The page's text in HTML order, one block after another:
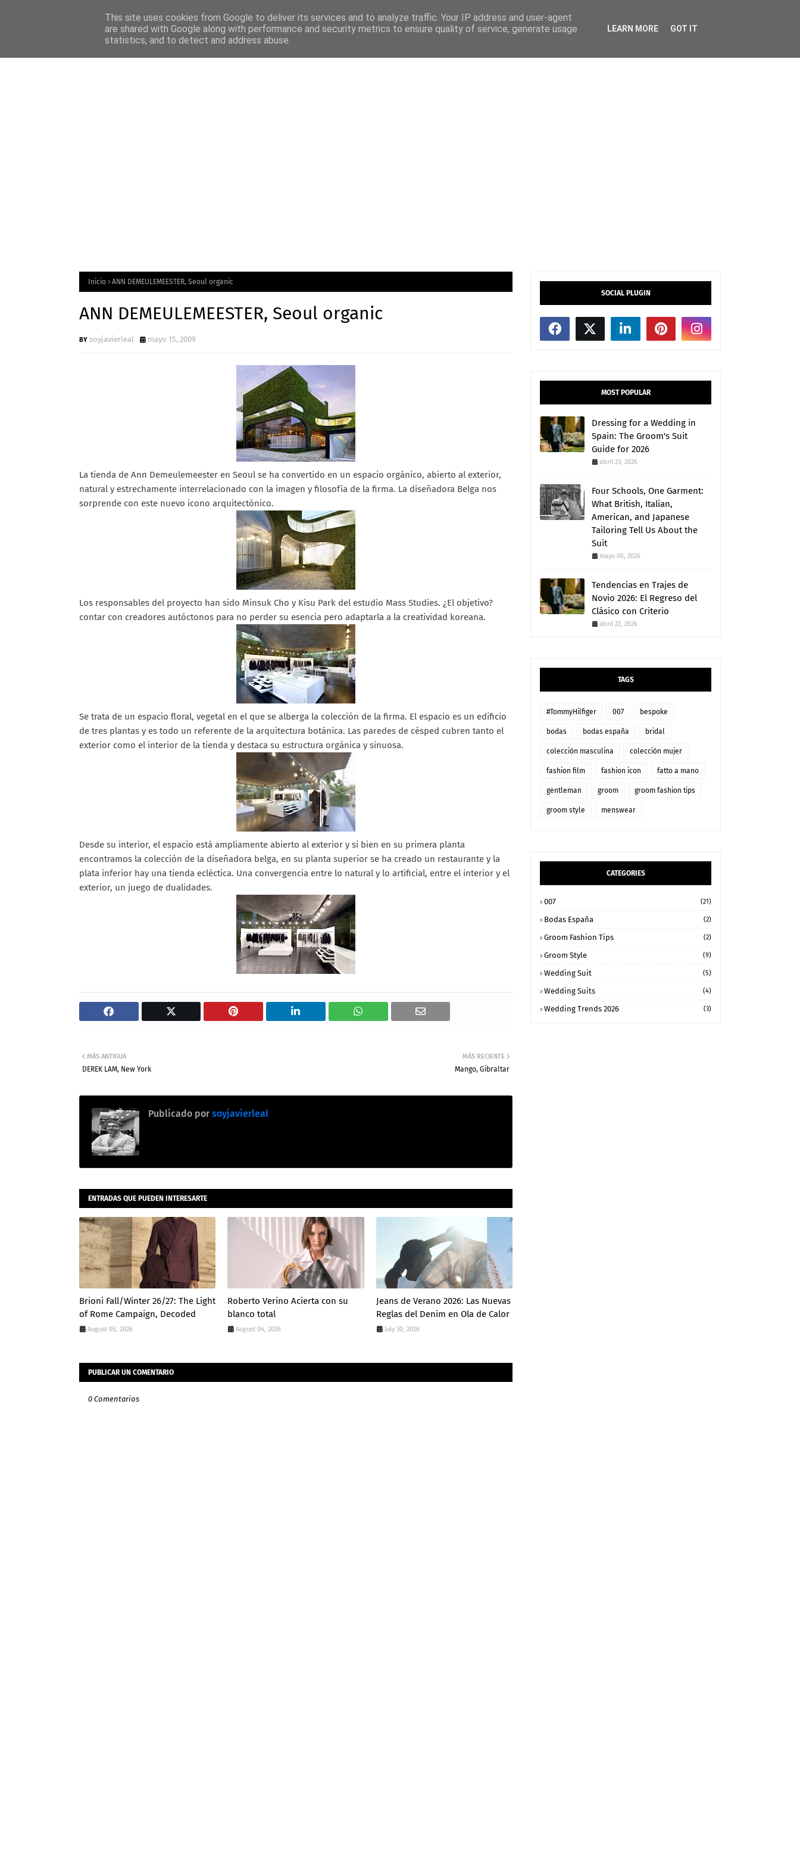
Home Features Menciones Mega Menu
Inicio ANN DEMEULEMEESTER, Seoul organic
ANN DEMEULEMEESTER, Seoul organic
soyjavierleal mayo 15, 2009
La tienda de Ann Demeulemeester en Seoul se ha convertido en un espacio orgánico, abierto al exterior,
natural y estrechamente interrelacionado con la imagen y filosofía de la firma. La diseñadora Belga nos
sorprende con este nuevo icono arquitectónico.
Los responsables del proyecto han sido Minsuk Cho y Kisu Park del estudio Mass Studies. ¿El objetivo?
contar con creadores autóctonos para no perder su esencia pero adaptarla a la creatividad koreana.
Se trata de un espacio floral, vegetal en el que se alberga la colección de la firma. El espacio es un edificio
de tres plantas y es todo un referente de la arquitectura botánica. Las paredes de césped cubren tanto el
exterior como el interior de la tienda y destaca su estructura orgánica y sinuosa.
Desde su interior, el espacio está ampliamente abierto al exterior y si bien en su primera planta
encontramos la colección de la diseñadora belga, en su planta superior se ha creado un restaurante y la
plata inferior hay una tienda ecléctica. Una convergencia entre lo natural y lo artificial, entre el interior y el
exterior, un juego de dualidades.
MÁS RECIENTE
Mango, Gibraltar
MÁS ANTIGUA
DEREK LAM, New York
Publicado por soyjavierleal
ENTRADAS QUE PUEDEN INTERESARTE
Brioni Fall/Winter 26/27: The Light
of Rome Campaign, Decoded
August 05, 2026
Roberto Verino Acierta con su
blanco total
August 04, 2026
Jeans de Verano 2026: Las Nuevas
Reglas del Denim en Ola de Calor
July 30, 2026
PUBLICAR UN COMENTARIO
0 Comentarios
SOCIAL PLUGIN
MOST POPULAR
Dressing for a Wedding in
Spain: The Groom's Suit
Guide for 2026
abril 23, 2026
Four Schools, One Garment:
What British, Italian,
American, and Japanese
Tailoring Tell Us About the
Suit
mayo 06, 2026
Tendencias en Trajes de
Novio 2026: El Regreso del
Clásico con Criterio
abril 22, 2026
TAGS
#TommyHilfiger 007 bespoke
bodas bodas españa bridal
colección masculina colección mujer
fashion film fashion icon fatto a mano
gentleman groom groom fashion tips
groom style menswear
CATEGORIES
007 (21)
Bodas España (2)
Groom Fashion Tips (2)
Groom Style (9)
Wedding Suit (5)
Wedding Suits (4)
Wedding Trends 2026 (3)
This site uses cookies from Google to deliver its services and to analyze traffic. Your IP address and user-agent
are shared with Google along with performance and security metrics to ensure quality of service, generate usage
statistics, and to detect and address abuse.
LEARN MORE GOT IT